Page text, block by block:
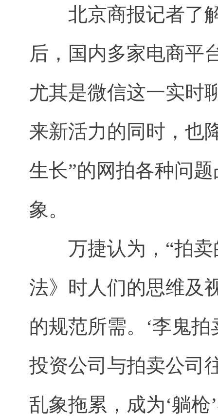
北京商报记者了
后，国内多家电商平
尤其是微信这一实时
来新活力的同时，也
生长”的网拍各种问
象。
万捷认为，“拍卖
法》时人们的思维及
的规范所需。‘李鬼
投资公司与拍卖公司
乱象拖累，成为‘躺